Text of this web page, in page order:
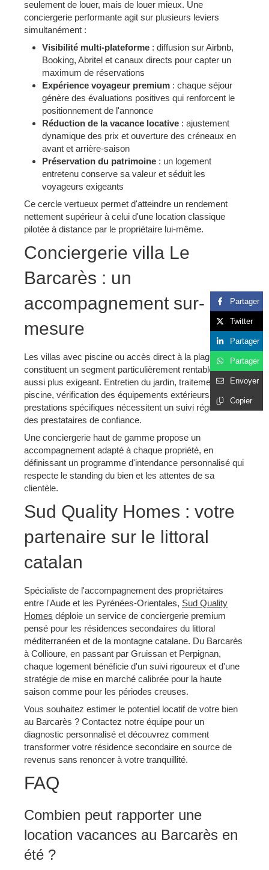
seulement de louer, mais de louer mieux. Une
conciergerie performante agit sur plusieurs leviers
simultanément :
Visibilité multi-plateforme : diffusion sur Airbnb,
Booking, Abritel et canaux directs pour capter un
maximum de réservations
Expérience voyageur premium : chaque séjour
génère des évaluations positives qui renforcent le
positionnement de l'annonce
Réduction de la vacance locative : ajustement
dynamique des prix et ouverture des créneaux en
avant et arrière-saison
Préservation du patrimoine : un logement
entretenu conserve sa valeur et séduit les
voyageurs exigeants
Ce cercle vertueux permet d'atteindre un rendement
nettement supérieur à celui d'une location classique
pilotée à distance par le propriétaire lui-même.
Conciergerie villa Le
Barcarès : un
accompagnement sur-
mesure
Les villas avec piscine ou accès direct à la plage
constituent un segment particulièrement rentable, mais
aussi plus exigeant. Entretien du jardin, traitement de la
piscine, vérification des équipements extérieurs : ces
prestations spécifiques nécessitent un suivi régulier et
des prestataires de confiance.
Une conciergerie haut de gamme propose un
accompagnement adapté à chaque propriété, en
définissant un programme d'intendance personnalisé qui
respecte le standing du bien et les attentes de sa
clientèle.
Sud Quality Homes : votre
partenaire sur le littoral
catalan
Spécialiste de l'accompagnement des propriétaires
entre l'Aude et les Pyrénées-Orientales, Sud Quality
Homes déploie un service de conciergerie premium
pensé pour les résidences secondaires du littoral
méditerranéen et de la montagne catalane. Du Barcarès
à Collioure, en passant par Gruissan et Perpignan,
chaque logement bénéficie d'un suivi rigoureux et d'une
stratégie de mise en marché calibrée pour la haute
saison comme pour les périodes creuses.
Vous souhaitez estimer le potentiel locatif de votre bien
au Barcarès ? Contactez notre équipe pour un
diagnostic personnalisé et découvrez comment
transformer votre résidence secondaire en source de
revenus sans renoncer à votre tranquillité.
FAQ
Combien peut rapporter une
location vacances au Barcarès en
été ?
Partager
Twitter
Partager
Partager
Envoyer
Copier